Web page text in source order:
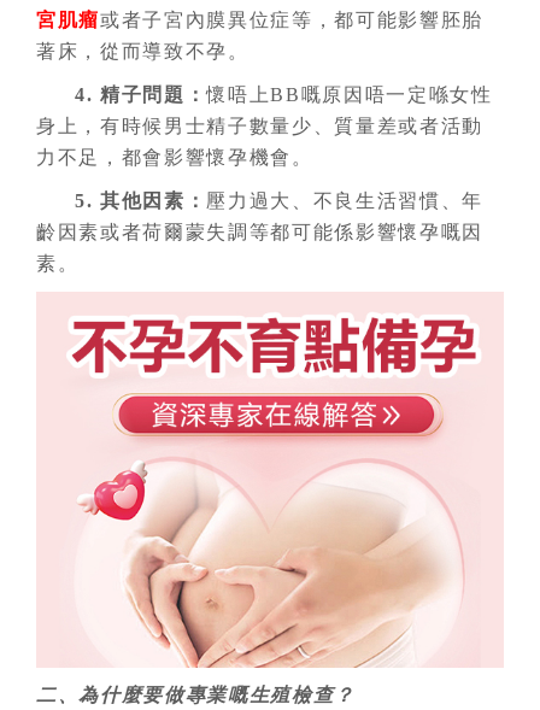
宮肌瘤或者子宮內膜異位症等，都可能影響胚胎
著床，從而導致不孕。
4. 精子問題 ：懷唔上BB嘅原因唔一定喺女性
身上，有時候男士精子數量少、質量差或者活動
力不足，都會影響懷孕機會。
5. 其他因素 ： 壓力過大、不良生活習慣、年
齡因素或者荷爾蒙失調等都可能係影響懷孕嘅因
素。
二、為什麼要做專業嘅生殖檢查？